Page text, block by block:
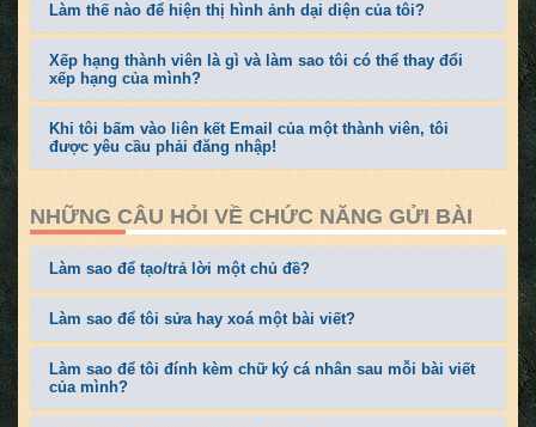
Làm thế nào để hiện thị hình ảnh dại diện của tôi?
Xếp hạng thành viên là gì và làm sao tôi có thể thay đổi
xếp hạng của mình?
Khi tôi bấm vào liên kết Email của một thành viên, tôi
được yêu cầu phải đăng nhập!
NHỮNG CÂU HỎI VỀ CHỨC NĂNG GỬI BÀI
Làm sao để tạo/trả lời một chủ đề?
Làm sao để tôi sửa hay xoá một bài viết?
Làm sao để tôi đính kèm chữ ký cá nhân sau mỗi bài viết
của mình?